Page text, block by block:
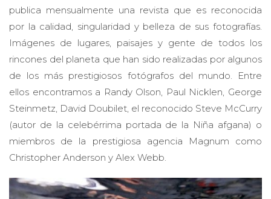
publica mensualmente una revista que es reconocida
por la calidad, singularidad y belleza de sus fotografías.
Imágenes de lugares, paisajes y gente de todos los
rincones del planeta que han sido realizadas por algunos
de los más prestigiosos fotógrafos del mundo. Entre
ellos encontramos a Randy Olson, Paul Nicklen, George
Steinmetz, David Doubilet, el reconocido Steve McCurry
(autor de la celebérrima portada de la Niña afgana) o
miembros de la prestigiosa agencia Magnum como
Christopher Anderson y Alex Webb.